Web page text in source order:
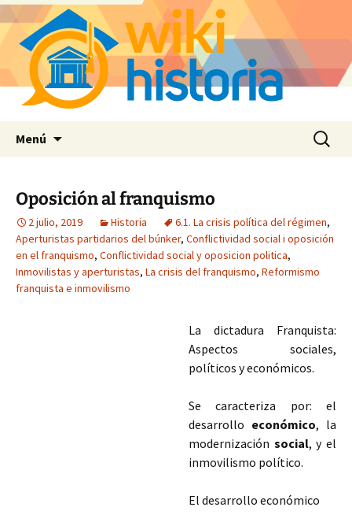
Menú Buscar:
Oposición al franquismo
2 julio, 2019 Historia 6.1. La crisis política del régimen,
Aperturistas partidarios del búnker, Conflictividad social i oposición
en el franquismo, Conflictividad social y oposicion politica,
Inmovilistas y aperturistas, La crisis del franquismo, Reformismo
franquista e inmovilismo
La dictadura Franquista:
Aspectos sociales,
políticos y económicos.
Se caracteriza por: el
desarrollo económico, la
modernización social, y el
inmovilismo político.
El desarrollo económico